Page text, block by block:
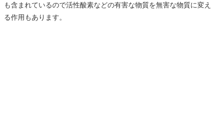
も含まれているので活性酸素などの有害な物質を無害な物質に変え
る作用もあります。